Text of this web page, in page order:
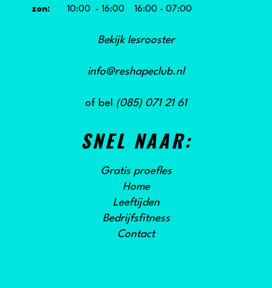
zon: 10:00 - 16:00 16:00 - 07:00
Bekijk lesrooster
info@reshapeclub.nl
of bel (085) 071 21 61
SNEL NAAR:
Gratis proefles
Home
Leeftijden
Bedrijfsfitness
Contact